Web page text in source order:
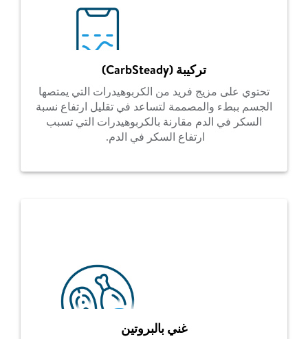
تركيبة (CarbSteady)
تحتوي على مزيج فريد من الكربوهيدرات التي يمتصها
الجسم ببطء والمصممة لتساعد في تقليل ارتفاع نسبة
السكر في الدم مقارنة بالكربوهيدرات التي تسبب
ارتفاع السكر في الدم.
غني بالبروتين